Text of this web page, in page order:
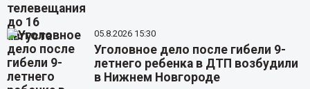
05.8.2026 15:30
Уголовное дело после гибели 9-
летнего ребенка в ДТП возбудили
в Нижнем Новгороде